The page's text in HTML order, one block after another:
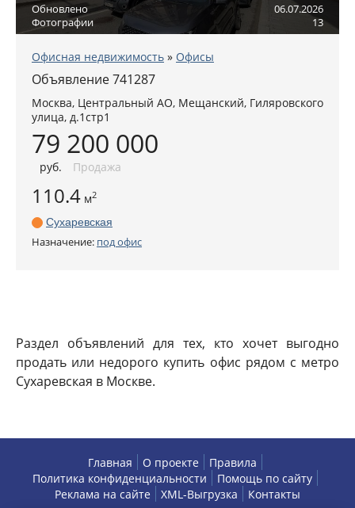
Обновлено
06.07.2026
Фотографии
13
Офисная недвижимость » Офисы
Объявление 741287
Москва, Центральный АО, Мещанский, Гиляровского
улица, д.1стр1
79 200 000
руб. Продажа
110.4 м2
Сухаревская
Назначение: под офис
Раздел объявлений для тех, кто хочет выгодно
продать или недорого купить офис рядом с метро
Сухаревская в Москве.
Главная О проекте
Правила
Политика конфиденциальности
Помощь по сайту
Реклама на сайте
XML-Выгрузка Контакты